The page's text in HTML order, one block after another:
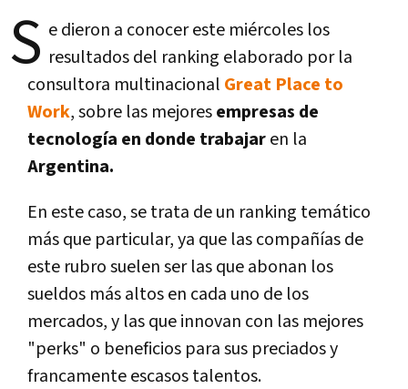
S e dieron a conocer este miércoles los
resultados del ranking elaborado por la
consultora multinacional Great Place to
Work, sobre las mejoresempresas de
tecnología en donde trabajaren la
Argentina.
En este caso, se trata de un ranking temático
más que particular, ya que las compañías de
este rubro suelen ser las que abonan los
sueldos más altos en cada uno de los
mercados, y las que innovan con las mejores
"perks" o beneficios para sus preciados y
francamente escasos talentos.